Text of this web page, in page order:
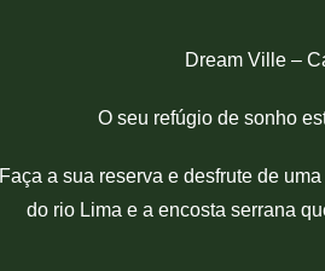
Dream Ville –
O seu refúgio de sonho
Faça a sua reserva e desfrute de
do rio Lima e a encosta serrana